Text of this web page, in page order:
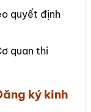
quyết định
quan thi
ký kinh